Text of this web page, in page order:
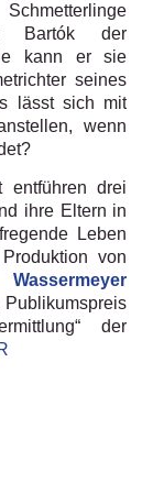
Bartók der
kann er sie
seines
lässt sich mit
wenn
entführen drei
ihre Eltern in
Leben
von
Wassermeyer
der